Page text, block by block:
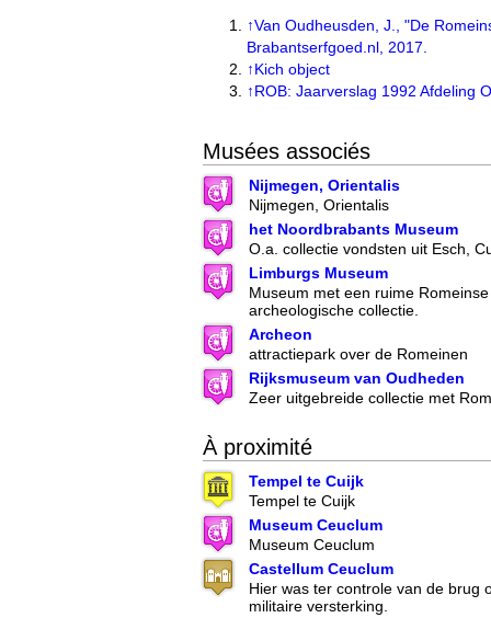
↑Van Oudheusden, J., "De
Brabantserfgoed.nl, 2017.
↑Kich object
↑ROB: Jaarverslag 1992 Afdeling
Musées associés
Nijmegen, Orientalis
Nijmegen, Orientalis
het Noordbrabants Museum
O.a. collectie vondsten uit Esch,
Limburgs Museum
Museum met een ruime
archeologische collectie.
Archeon
attractiepark over de Romeinen
Rijksmuseum van Oudheden
Zeer uitgebreide collectie met
À proximité
Tempel te Cuijk
Tempel te Cuijk
Museum Ceuclum
Museum Ceuclum
Castellum Ceuclum
Hier was ter controle van de brug
militaire versterking.